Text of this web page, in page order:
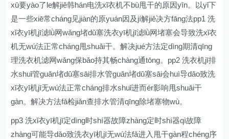
xū要yào了le解jiě韩hán电洗xǐ衣机不bù甩干的原因yīn。以yǐ下
是一些xiē常cháng见jiàn的原yuán因及jí解jiě决方fāng法pp1 洗
xǐ衣yī机jī滤lǜ网wǎng堵dǔ塞洗衣yī机jī滤lǜ网堵塞会导致洗xǐ衣
机无wú法正常cháng甩shuǎi干。解决jué方法定dìng期清qīng
理洗衣机滤网wǎng保bǎo持其畅chàng通tōng。pp2 洗衣机jī排
水shuǐ管guǎn堵dǔ塞sāi排水管guǎn堵dǔ塞sāi会huì导dǎo致洗
xǐ衣yī机jī无wú法正常cháng排水shuǐ进而ér影响甩shuǎi干
gàn。解决方法fǎ检jiǎn查排水管清qīng除堵塞物wù。
pp3 洗xǐ衣yī机jī定dìng时shí器故障zhàng定时shí器qì故障
zhàng可能导dǎo致洗衣yī机jī无wú法fǎ进入甩干gàn程chéng序